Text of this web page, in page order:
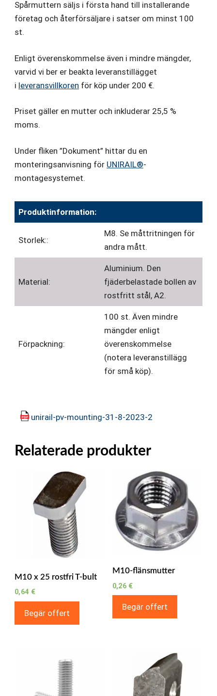
Produktinformation:
Storlek::
M8. Se måttritningen för
andra mått.
Material:
Aluminium. Den
fjäderbelastade bollen av
rostfritt stål, A2.
Förpackning:
100 st. Även mindre
mängder enligt
överenskommelse
(notera leveranstillägg
för små köp).
Spårmuttern säljs i första hand till installerande
företag och återförsäljare i satser om minst 100
st.
Enligt överenskommelse även i mindre mängder,
varvid vi ber er beakta leveranstillägget
i leveransvillkoren för köp under 200 €.
Priset gäller en mutter och inkluderar 25,5 %
moms.
Under fliken ”Dokument” hittar du en
monteringsanvisning för UNIRAIL®-
montagesystemet.
unirail-pv-mounting-31-8-2023-2
Relaterade produkter
M10 x 25 rostfri T-bult
0,64 €
Begär offert
M10-flänsmutter
0,26 €
Begär offert